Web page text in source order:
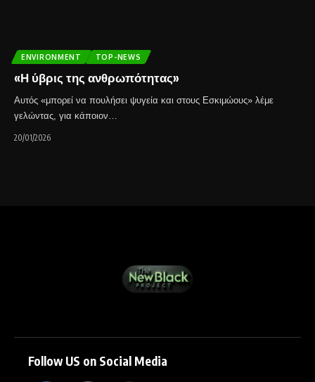
ENVIRONMENT TOP-NEWS
«Η ύβρις της ανθρωπότητας»
Αυτός «μπορεί να πουλήσει ψυγεία και στους Εσκιμώους» λέμε
γελώντας, για κάποιον…
20/01/2026
Follow US on Social Media